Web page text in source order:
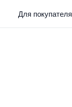
Для покупателя